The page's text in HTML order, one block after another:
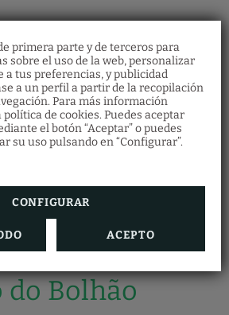
primera parte y de terceros para
sobre el uso de la web, personalizar
a tus preferencias, y publicidad
a un perfil a partir de la recopilación
Para más información
de cookies. Puedes aceptar
el botón “Aceptar” o puedes
su uso pulsando en “Configurar”.
CONFIGURAR
ACEPTO
do Bolhão